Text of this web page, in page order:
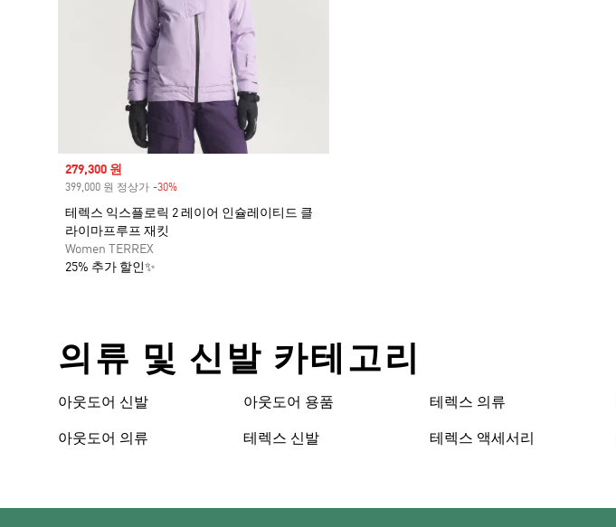
Sale price
279,300 원
399,000 원 정상가 -30%
테렉스 익스플로릭 2 레이어 인슐레이티드 클
라이마프루프 재킷
Women TERREX
25% 추가 할인✨
의류 및 신발 카테고리
아웃도어 신발
아웃도어 의류
아웃도어 용품
테렉스 신발
테렉스 의류
테렉스 액세서리